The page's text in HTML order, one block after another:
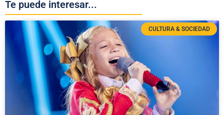
Te puede interesar...
CULTURA & SOCIEDAD